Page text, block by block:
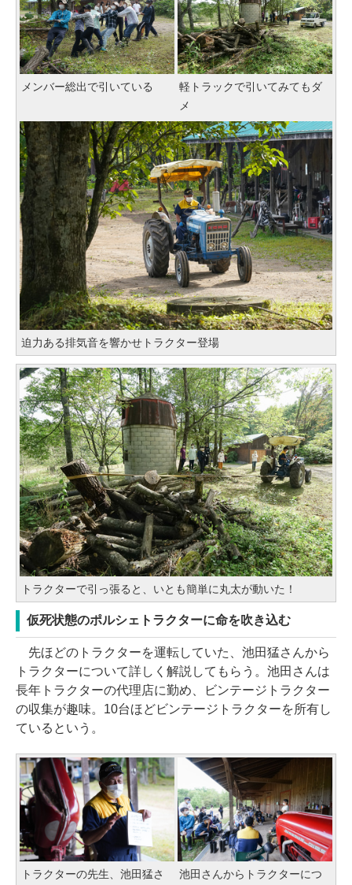
メンバー総出で引いている
軽トラックで引いてみてもダ
メ
迫力ある排気音を響かせトラクター登場
トラクターで引っ張ると、いとも簡単に丸太が動いた！
仮死状態のポルシェトラクターに命を吹き込む
先ほどのトラクターを運転していた、池田猛さんから
トラクターについて詳しく解説してもらう。池田さんは
長年トラクターの代理店に勤め、ビンテージトラクター
の収集が趣味。10台ほどビンテージトラクターを所有し
ているという。
トラクターの先生、池田猛さ
池田さんからトラクターにつ